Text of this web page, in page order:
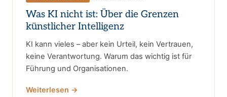
Was KI nicht ist: Über die Grenzen
künstlicher Intelligenz
KI kann vieles – aber kein Urteil, kein Vertrauen,
keine Verantwortung. Warum das wichtig ist für
Führung und Organisationen.
Weiterlesen →